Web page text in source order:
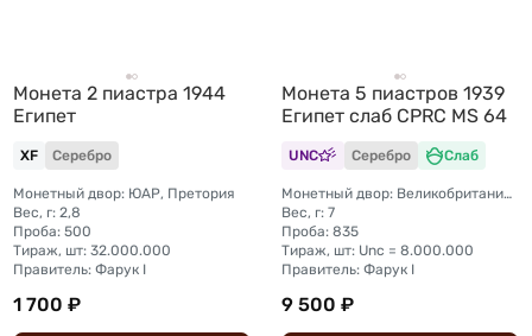
Монета 2 пиастра 1944
Египет
XF Серебро
Монетный двор: ЮАР, Претория
Вес, г: 2,8
Проба: 500
Тираж, шт: 32.000.000
Правитель: Фарук I
1 700 ₽
Монета 5 пиастров 1939
Египет слаб CPRC MS 64
UNC Серебро Слаб
Монетный двор: Великобритания, Лондон
Вес, г: 7
Проба: 835
Тираж, шт: Unc = 8.000.000
Правитель: Фарук I
9 500 ₽